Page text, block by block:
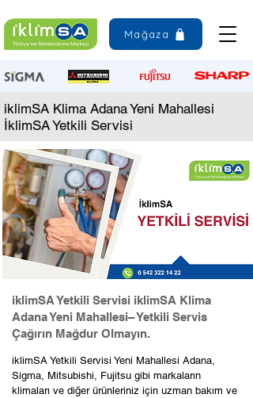
Mağaza
iklimSA Klima Adana Yeni Mahallesi
İklimSA Yetkili Servisi
iklimSA Yetkili Servisi iklimSA Klima
Adana Yeni Mahallesi– Yetkili Servis
Çağırın Mağdur Olmayın.
iklimSA Yetkili Servisi Yeni Mahallesi Adana,
Sigma, Mitsubishi, Fujitsu gibi markaların
klimaları ve diğer ürünleriniz için uzman bakım ve